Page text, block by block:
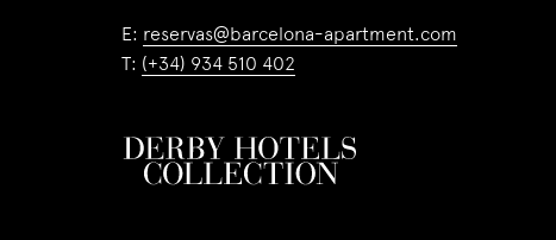
E: reservas@barcelona-apartment.com
T: (+34) 934 510 402